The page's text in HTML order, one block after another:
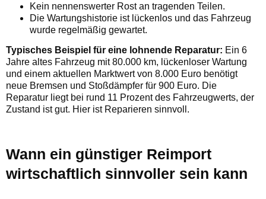
Kein nennenswerter Rost an tragenden Teilen.
Die Wartungshistorie ist lückenlos und das Fahrzeug
wurde regelmäßig gewartet.
Typisches Beispiel für eine lohnende Reparatur: Ein 6
Jahre altes Fahrzeug mit 80.000 km, lückenloser Wartung
und einem aktuellen Marktwert von 8.000 Euro benötigt
neue Bremsen und Stoßdämpfer für 900 Euro. Die
Reparatur liegt bei rund 11 Prozent des Fahrzeugwerts, der
Zustand ist gut. Hier ist Reparieren sinnvoll.
Wann ein günstiger Reimport
wirtschaftlich sinnvoller sein kann